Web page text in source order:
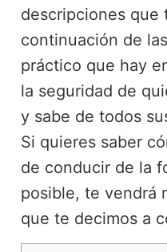
descripciones que
continuación de
práctico que hay
la seguridad de
y sabe de todos
Si quieres saber
de conducir de la
posible, te vendrá
que te decimos a